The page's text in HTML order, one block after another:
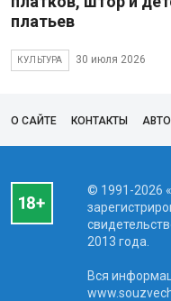
платьев
КУЛЬТУРА 30 июля 2026
О САЙТЕ КОНТАКТЫ
© 1991-2026
2013 года.
Вся